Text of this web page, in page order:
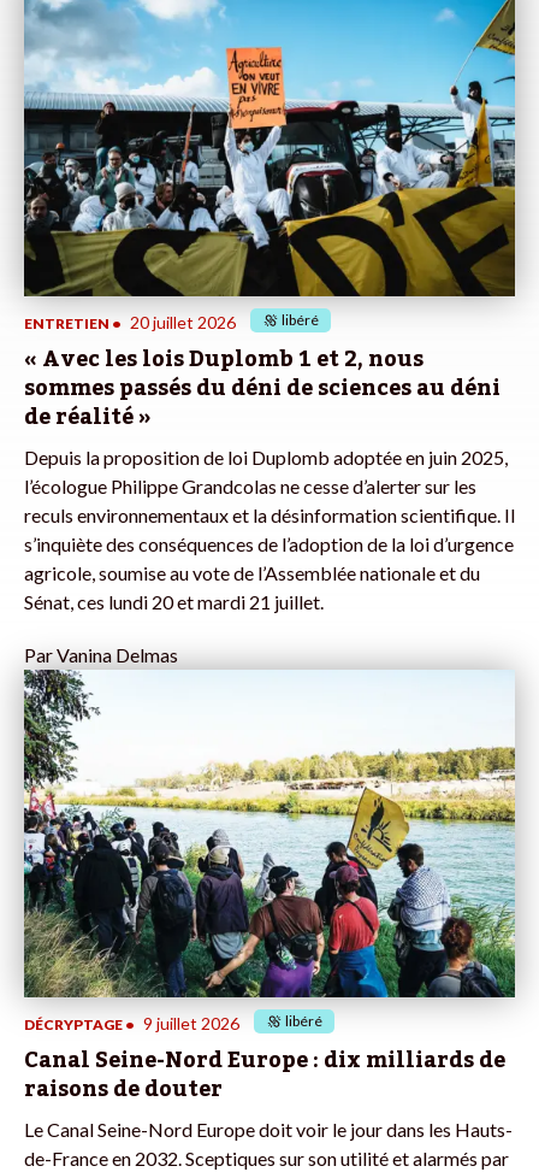
ENTRETIEN • 20 juillet 2026 libéré
« Avec les lois Duplomb 1 et 2, nous
sommes passés du déni de sciences au déni
de réalité »
Depuis la proposition de loi Duplomb adoptée en juin 2025,
l’écologue Philippe Grandcolas ne cesse d’alerter sur les
reculs environnementaux et la désinformation scientifique. Il
s’inquiète des conséquences de l’adoption de la loi d’urgence
agricole, soumise au vote de l’Assemblée nationale et du
Sénat, ces lundi 20 et mardi 21 juillet.
ParVanina Delmas
DÉCRYPTAGE • 9 juillet 2026 libéré
Canal Seine-Nord Europe : dix milliards de
raisons de douter
Le Canal Seine-Nord Europe doit voir le jour dans les Hauts-
de-France en 2032. Sceptiques sur son utilité et alarmés par